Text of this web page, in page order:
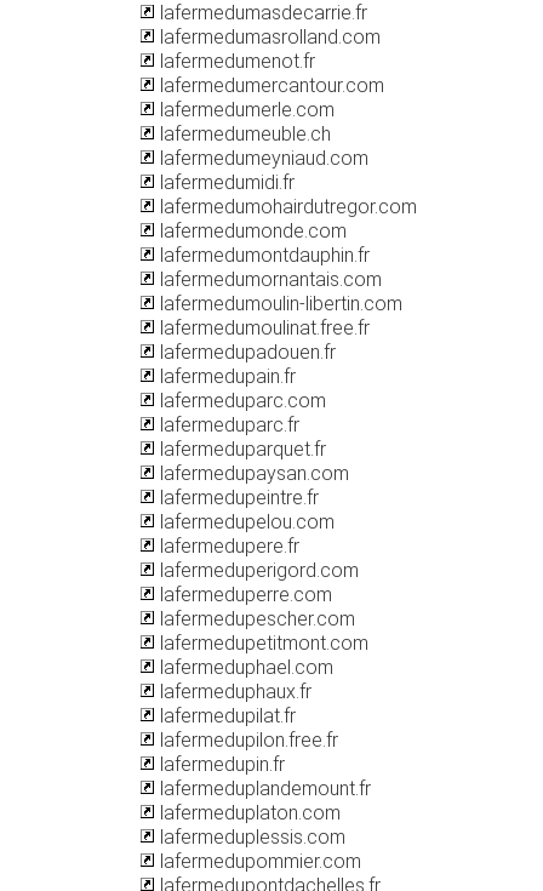
lafermedumasdecarrie.fr
lafermedumasrolland.com
lafermedumenot.fr
lafermedumercantour.com
lafermedumerle.com
lafermedumeuble.ch
lafermedumeyniaud.com
lafermedumidi.fr
lafermedumohairdutregor.com
lafermedumonde.com
lafermedumontdauphin.fr
lafermedumornantais.com
lafermedumoulin-libertin.com
lafermedumoulinat.free.fr
lafermedupadouen.fr
lafermedupain.fr
lafermeduparc.com
lafermeduparc.fr
lafermeduparquet.fr
lafermedupaysan.com
lafermedupeintre.fr
lafermedupelou.com
lafermedupere.fr
lafermeduperigord.com
lafermeduperre.com
lafermedupescher.com
lafermedupetitmont.com
lafermeduphael.com
lafermeduphaux.fr
lafermedupilat.fr
lafermedupilon.free.fr
lafermedupin.fr
lafermeduplandemount.fr
lafermeduplaton.com
lafermeduplessis.com
lafermedupommier.com
lafermedupontdachelles.fr